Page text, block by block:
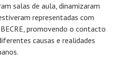
salas de aula, dinamizaram
representadas com
promovendo o contacto
causas e realidades